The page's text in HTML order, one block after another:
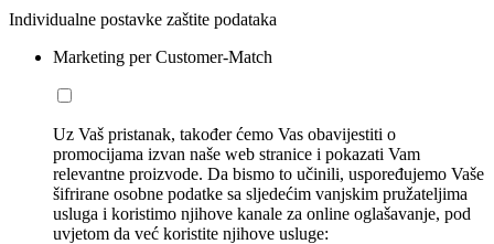
Individualne postavke zaštite podataka
Marketing per Customer-Match
Uz Vaš pristanak, također ćemo Vas obavijestiti o
promocijama izvan naše web stranice i pokazati Vam
relevantne proizvode. Da bismo to učinili, uspoređujemo Vaše
šifrirane osobne podatke sa sljedećim vanjskim pružateljima
usluga i koristimo njihove kanale za online oglašavanje, pod
uvjetom da već koristite njihove usluge: